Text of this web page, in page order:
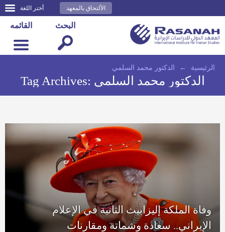
أختر اللغة الألتحاق بالمعهد
القائمه البحث
الرئيسية ← الدكتور محمد السلمي
Tag Archives: الدكتور محمد السلمي
وفاة الملكة إليزابيث الثانية في الإعلام
الإيراني.. سعادة وشماتة ومقارنات